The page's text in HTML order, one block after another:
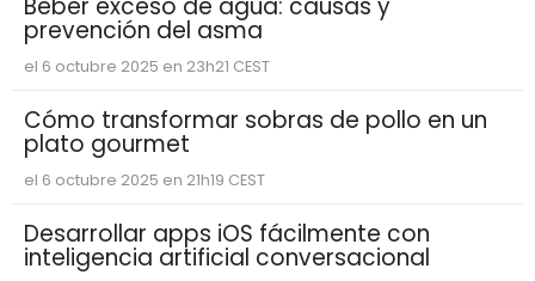
prevención del asma
el 6 octubre 2025 en 23h21 CEST
Cómo transformar sobras de pollo en un
plato gourmet
el 6 octubre 2025 en 21h19 CEST
Desarrollar apps iOS fácilmente con
inteligencia artificial conversacional